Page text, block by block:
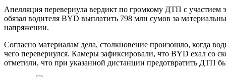
Апелляция перевернула вердикт по громкому ДТП с
обязал водителя BYD выплатить 798 млн сумов за
напряжении.
Согласно материалам дела, столкновение произошло, когда
чего перевернулся. Камеры зафиксировали, что BYD ехал со
отметили, что при указанной дистанции предотвратить ДТП